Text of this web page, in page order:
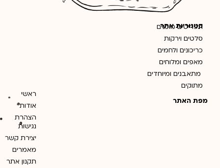
קטגוריות אתר
תפריטים מוכנים
סלטים וירקות
כריכונים ולחמים
מאפים ומלוחים
מתאבנים ומיוחדים
מתוקים
מפת האתר
ראשי
אודות
הצהרת
נגישות
יצירת קשר
מאמרים
תקנון אתר